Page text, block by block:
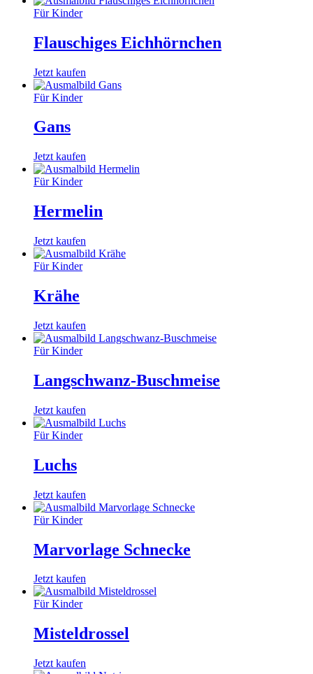
Für Kinder
Flauschiges Eichhörnchen
Jetzt kaufen
Für Kinder
Gans
Jetzt kaufen
Für Kinder
Hermelin
Jetzt kaufen
Für Kinder
Krähe
Jetzt kaufen
Für Kinder
Langschwanz-Buschmeise
Jetzt kaufen
Für Kinder
Luchs
Jetzt kaufen
Für Kinder
Marvorlage Schnecke
Jetzt kaufen
Für Kinder
Misteldrossel
Jetzt kaufen